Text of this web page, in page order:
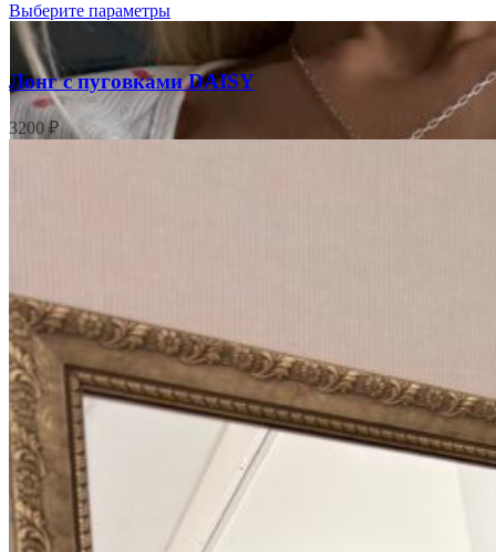
Выберите параметры
Лонг с пуговками DAISY
3200₽